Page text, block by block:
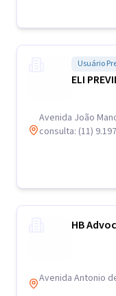
Usuário
ELI
Avenida João
consulta: (11)
HB
Avenida Antonio